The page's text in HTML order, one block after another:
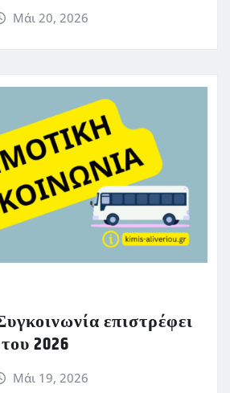
Μάι 20, 2026
επιστρέφει
2026
Μάι 19, 2026